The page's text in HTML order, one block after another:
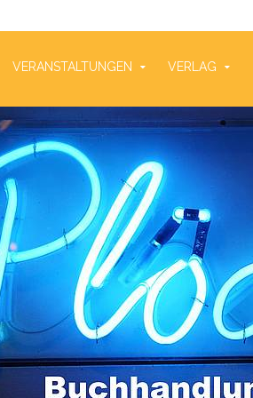
VERANSTALTUNGEN VERLAG